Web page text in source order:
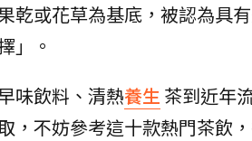
乾或花草為基底，被認為具
」。
味飲料、清熱養生 茶到近年
，不妨參考這十款熱門茶飲